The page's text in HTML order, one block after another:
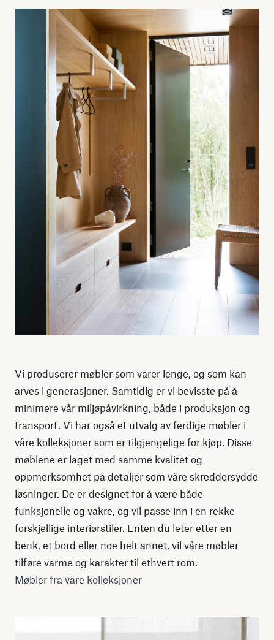
Vi produserer møbler som varer lenge, og som kan
arves i generasjoner. Samtidig er vi bevisste på å
minimere vår miljøpåvirkning, både i produksjon og
transport. Vi har også et utvalg av ferdige møbler i
våre kolleksjoner som er tilgjengelige for kjøp. Disse
møblene er laget med samme kvalitet og
oppmerksomhet på detaljer som våre skreddersydde
løsninger. De er designet for å være både
funksjonelle og vakre, og vil passe inn i en rekke
forskjellige interiørstiler. Enten du leter etter en
benk, et bord eller noe helt annet, vil våre møbler
tilføre varme og karakter til ethvert rom.
Møbler fra våre kolleksjoner